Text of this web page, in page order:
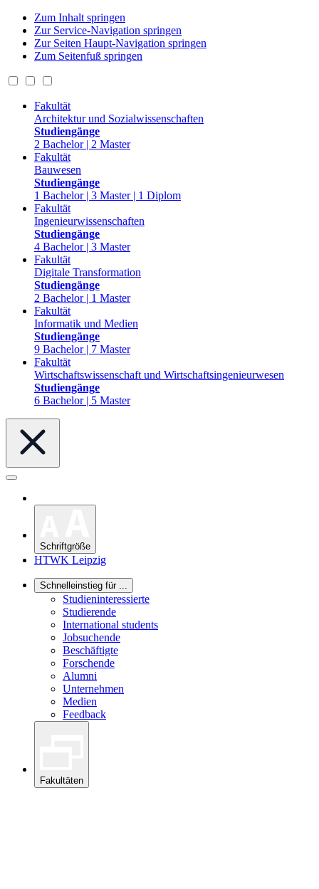
Zum Inhalt springen
Zur Service-Navigation springen
Zur Seiten Haupt-Navigation springen
Zum Seitenfuß springen
Fakultät
Architektur und Sozialwissenschaften
Studiengänge
2 Bachelor | 2 Master
Fakultät
Bauwesen
Studiengänge
1 Bachelor | 3 Master | 1 Diplom
Fakultät
Ingenieurwissenschaften
Studiengänge
4 Bachelor | 3 Master
Fakultät
Digitale Transformation
Studiengänge
2 Bachelor | 1 Master
Fakultät
Informatik und Medien
Studiengänge
9 Bachelor | 7 Master
Fakultät
Wirtschaftswissenschaft und Wirtschaftsingenieurwesen
Studiengänge
6 Bachelor | 5 Master
Schriftgröße
HTWK Leipzig
Schnelleinstieg für ...
Studieninteressierte
Studierende
International students
Jobsuchende
Beschäftigte
Forschende
Alumni
Unternehmen
Medien
Feedback
Fakultäten